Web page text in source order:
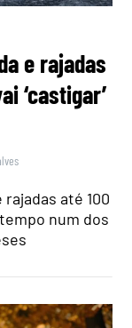
e rajadas
‘castigar’
até 100
num dos